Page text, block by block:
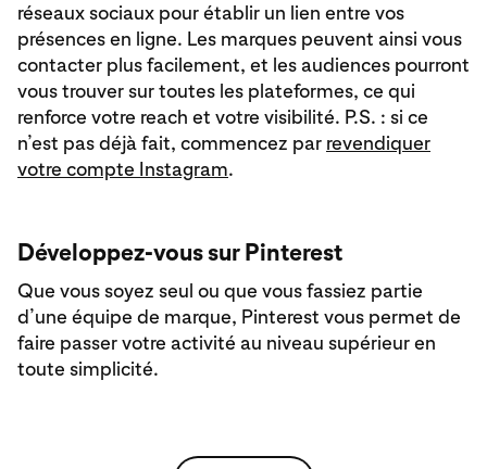
réseaux sociaux pour établir un lien entre vos
présences en ligne. Les marques peuvent ainsi vous
contacter plus facilement, et les audiences pourront
vous trouver sur toutes les plateformes, ce qui
renforce votre reach et votre visibilité. P.S. : si ce
n’est pas déjà fait, commencez par revendiquer
votre compte Instagram.
Développez-vous sur Pinterest
Que vous soyez seul ou que vous fassiez partie
d’une équipe de marque, Pinterest vous permet de
faire passer votre activité au niveau supérieur en
toute simplicité.